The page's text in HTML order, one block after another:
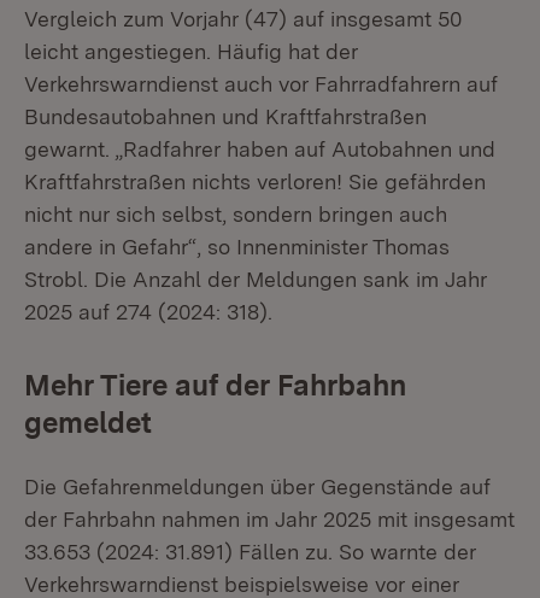
Vergleich zum Vorjahr (47) auf insgesamt 50
leicht angestiegen. Häufig hat der
Verkehrswarndienst auch vor Fahrradfahrern auf
Bundesautobahnen und Kraftfahrstraßen
gewarnt. „Radfahrer haben auf Autobahnen und
Kraftfahrstraßen nichts verloren! Sie gefährden
nicht nur sich selbst, sondern bringen auch
andere in Gefahr“, so Innenminister Thomas
Strobl. Die Anzahl der Meldungen sank im Jahr
2025 auf 274 (2024: 318).
Mehr Tiere auf der Fahrbahn
gemeldet
Die Gefahrenmeldungen über Gegenstände auf
der Fahrbahn nahmen im Jahr 2025 mit insgesamt
33.653 (2024: 31.891) Fällen zu. So warnte der
Verkehrswarndienst beispielsweise vor einer